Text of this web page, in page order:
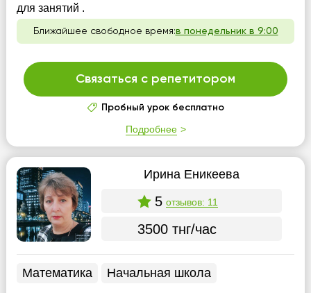
для занятий .
Ближайшее свободное время:в понедельник в 9:00
Связаться с репетитором
Пробный урок бесплатно
Подробнее
Ирина Еникеева
5 отзывов: 11
3500 тнг/час
Математика
Начальная школа